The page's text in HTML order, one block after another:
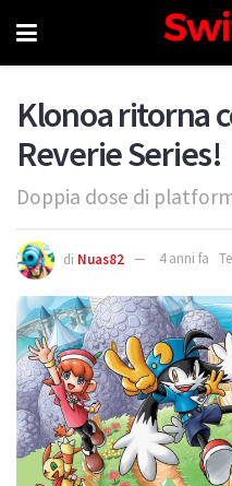
Klonoa ritorna
Reverie Series!
Doppia dose di
di Nuas82 4 anni fa